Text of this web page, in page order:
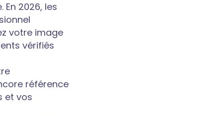
2026, les
votre image
vérifiés
référence
et vos